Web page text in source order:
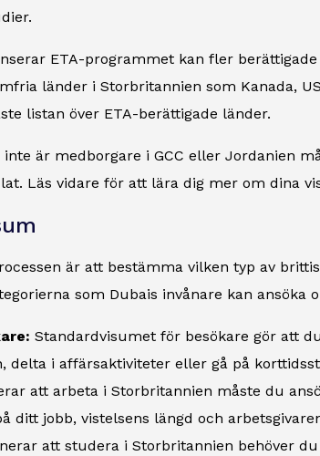
ETA-programmet kan fler
länder i Storbritannien som Kanada,
listan över ETA-berättigade länder.
är medborgare i GCC eller Jordanien
Läs vidare för att lära dig mer om dina
är att bestämma vilken typ av
som Dubais invånare kan ansöka
Standardvisumet för besökare gör att
delta i affärsaktiviteter eller gå på
att arbeta i Storbritannien måste du
ditt jobb, vistelsens längd och
att studera i Storbritannien behöver